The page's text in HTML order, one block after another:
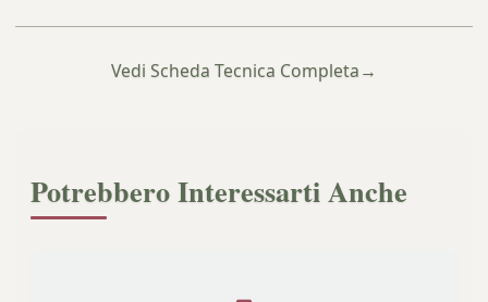
Vedi Scheda Tecnica Completa→
Potrebbero Interessarti Anche